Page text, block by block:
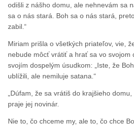
odišli z nášho domu, ale nehnevám sa
sa o nás stará. Boh sa o nás stará,
zabil.“
Miriam prišla o všetkých priateľov, vie,
nebude môcť vrátiť a hrať sa vo svojom
svojím dospelým úsudkom: „Iste, že
ublížili, ale nemiluje satana.“
„Dúfam, že sa vrátiš do krajšieho
praje jej novinár.
Nie to, čo chceme my, ale to, čo chce